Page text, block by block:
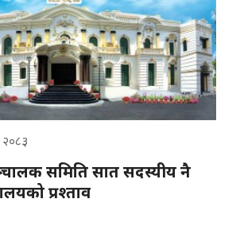
समिति सात सदस्यीय नै
प्रश्ताव